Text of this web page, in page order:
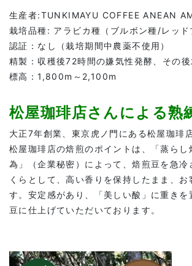
生産者:TUNKIMAYU COFFEE ANEAN
栽培品種: アラビカ種（ブルボン種/レッド
認証：なし（栽培期間中農薬不使用）
精製：収穫後72時間の嫌気性発酵、その
標高：1,800m～2,100m
松屋珈琲店さんによる熟
大正7年創業、東京虎ノ門にある松屋珈琲
松屋珈琲店の焙煎のポイントは、「蒸ら
為」（企業秘密）によって、焙煎豆を急
くらとして、高い香りを保持したまま、
す。安定感があり、「美しい酸」に重き
豆に仕上げていただいております。